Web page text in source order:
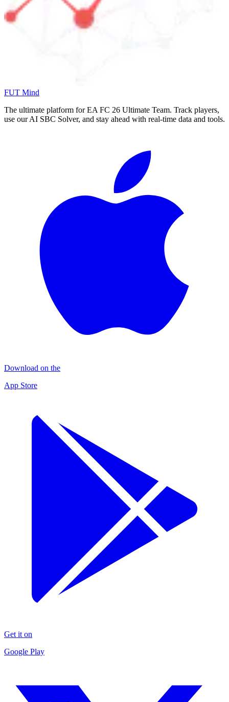
FUT Mind
The ultimate platform for EA FC 26 Ultimate Team. Track players,
use our AI SBC Solver, and stay ahead with real-time data and tools.
Download on the
App Store
Get it on
Google Play